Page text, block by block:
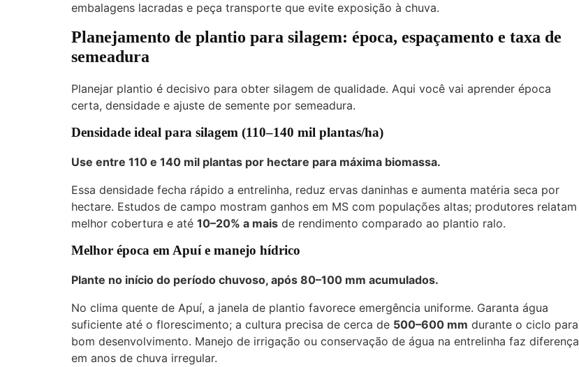
embalagens lacradas e peça transporte que evite exposição à chuva.
Planejamento de plantio para silagem: época, espaçamento e taxa de
semeadura
Planejar plantio é decisivo para obter silagem de qualidade. Aqui você vai aprender época
certa, densidade e ajuste de semente por semeadura.
Densidade ideal para silagem (110–140 mil plantas/ha)
Use entre 110 e 140 mil plantas por hectare para máxima biomassa.
Essa densidade fecha rápido a entrelinha, reduz ervas daninhas e aumenta matéria seca por
hectare. Estudos de campo mostram ganhos em MS com populações altas; produtores relatam
melhor cobertura e até 10–20% a mais de rendimento comparado ao plantio ralo.
Melhor época em Apuí e manejo hídrico
Plante no início do período chuvoso, após 80–100 mm acumulados.
No clima quente de Apuí, a janela de plantio favorece emergência uniforme. Garanta água
suficiente até o florescimento; a cultura precisa de cerca de 500–600 mm durante o ciclo para
bom desenvolvimento. Manejo de irrigação ou conservação de água na entrelinha faz diferença
em anos de chuva irregular.